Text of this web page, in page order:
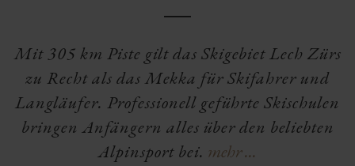
Mit 305 km Piste gilt das Skigebiet Lech Zürs
zu Recht als das Mekka für Skifahrer und
Langläufer. Professionell geführte Skischulen
bringen Anfängern alles über den beliebten
Alpinsport bei. mehr ...